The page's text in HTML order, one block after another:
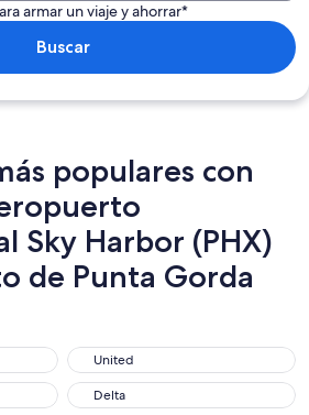
armar un viaje y ahorrar*
Buscar
populares con
Sky Harbor (PHX)
de Punta Gorda
United
United
Delta
Delta